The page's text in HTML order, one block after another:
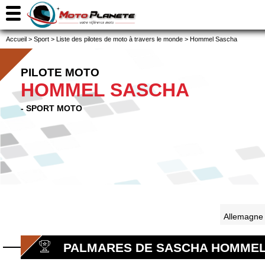
Accueil > Sport > Liste des pilotes de moto à travers le monde > Hommel Sascha
PILOTE MOTO
HOMMEL SASCHA
- SPORT MOTO
Allemagne
PALMARES DE SASCHA